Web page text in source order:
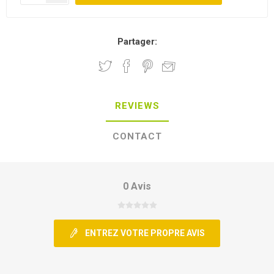
Partager:
REVIEWS
CONTACT
0 Avis
ENTREZ VOTRE PROPRE AVIS